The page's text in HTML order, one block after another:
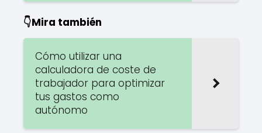
👇Mira también
Cómo utilizar una
calculadora de coste de
trabajador para optimizar
tus gastos como
autónomo